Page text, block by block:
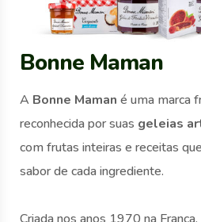
Bonne Maman
A Bonne Maman é uma marca
reconhecida por suas geleias
com frutas inteiras e receitas
sabor de cada ingrediente.